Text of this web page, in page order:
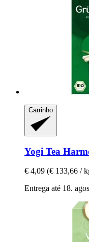
Carrinho
Yogi Tea
€ 4,09 (€ 133,66 /
Entrega até 18.